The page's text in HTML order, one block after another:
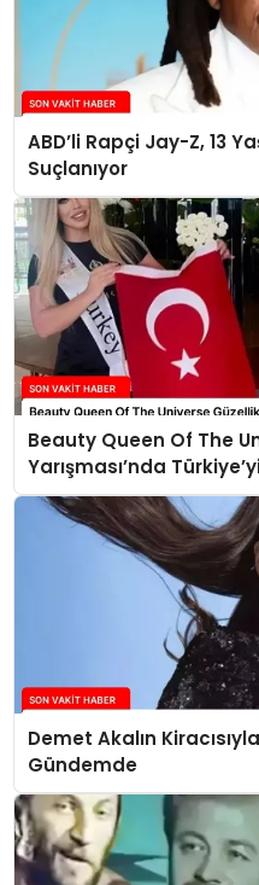
ABD’li Rapçi Jay-Z, 13
Suçlanıyor
Beauty Queen Of The
Yarışması’nda
Edecek
Demet Akalın
Gündemde